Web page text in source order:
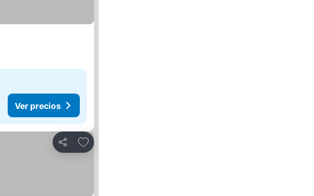
Ver precios
Compartir
Agregar a favoritos